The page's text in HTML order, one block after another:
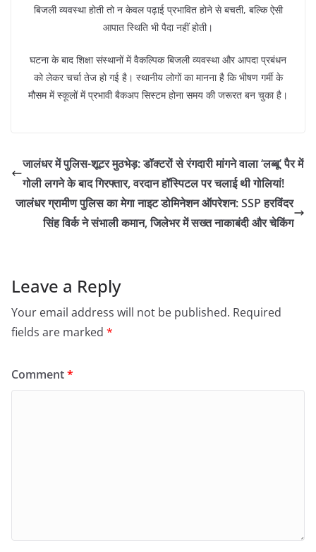
बिजली व्यवस्था होती तो न केवल पढ़ाई प्रभावित होने से बचती, बल्कि ऐसी
आपात स्थिति भी पैदा नहीं होती।
घटना के बाद शिक्षा संस्थानों में वैकल्पिक बिजली व्यवस्था और आपदा प्रबंधन
को लेकर चर्चा तेज हो गई है। स्थानीय लोगों का मानना है कि भीषण गर्मी के
मौसम में स्कूलों में प्रभावी बैकअप सिस्टम होना समय की जरूरत बन चुका है।
जालंधर में पुलिस-शूटर मुठभेड़: डॉक्टरों से रंगदारी मांगने वाला ‘लब्बू’ पैर में
गोली लगने के बाद गिरफ्तार, वरदान हॉस्पिटल पर चलाई थी गोलियां!
जालंधर ग्रामीण पुलिस का मेगा नाइट डोमिनेशन ऑपरेशन: SSP हरविंदर
सिंह विर्क ने संभाली कमान, जिलेभर में सख्त नाकाबंदी और चेकिंग
Leave a Reply
Your email address will not be published. Required
fields are marked *
Comment*